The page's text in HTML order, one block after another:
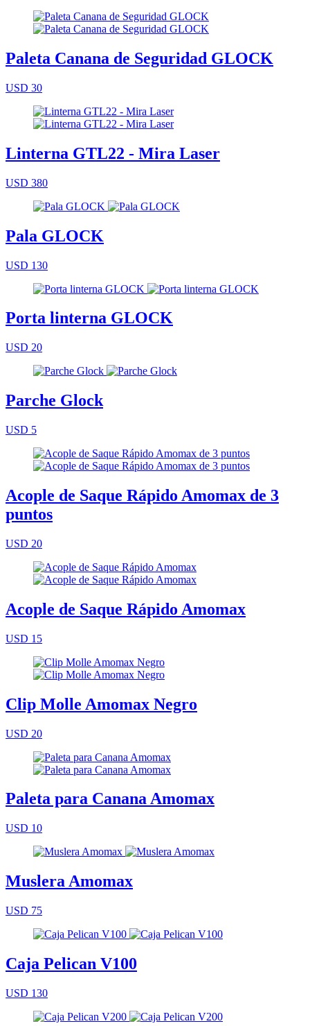
Paleta Canana de Seguridad GLOCK
USD 30
Linterna GTL22 - Mira Laser
USD 380
Pala GLOCK
USD 130
Porta linterna GLOCK
USD 20
Parche Glock
USD 5
Acople de Saque Rápido Amomax de 3
puntos
USD 20
Acople de Saque Rápido Amomax
USD 15
Clip Molle Amomax Negro
USD 20
Paleta para Canana Amomax
USD 10
Muslera Amomax
USD 75
Caja Pelican V100
USD 130